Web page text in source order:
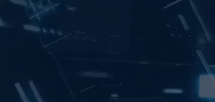
-
AIソリュー